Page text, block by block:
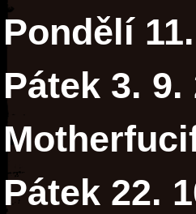
Pondělí
Pátek 3. 9.
Pátek 22.